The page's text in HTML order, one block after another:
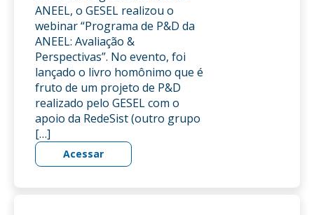
ANEEL, o GESEL realizou o
webinar “Programa de P&D da
ANEEL: Avaliação &
Perspectivas”. No evento, foi
lançado o livro homônimo que é
fruto de um projeto de P&D
realizado pelo GESEL com o
apoio da RedeSist (outro grupo
[…]
Acessar